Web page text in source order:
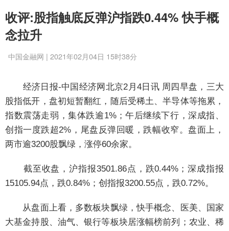
收评:股指触底反弹沪指跌0.44% 快手概
念拉升
中国金融网 | 2021年02月04日 15时38分
经济日报-中国经济网北京2月4日讯 周四早盘，三大
股指低开，盘初短暂翻红，随后受稀土、半导体等拖累，
指数震荡走弱，集体跌逾1%；午后继续下行，深成指、
创指一度跌超2%，尾盘反弹回暖，跌幅收窄。盘面上，
两市逾3200股飘绿，涨停60余家。
截至收盘，沪指报3501.86点，跌0.44%；深成指报
15105.94点，跌0.84%；创指报3200.55点，跌0.72%。
从盘面上看，多数板块飘绿，快手概念、医美、国家
大基金持股、油气、银行等板块居涨幅榜前列；农业、稀